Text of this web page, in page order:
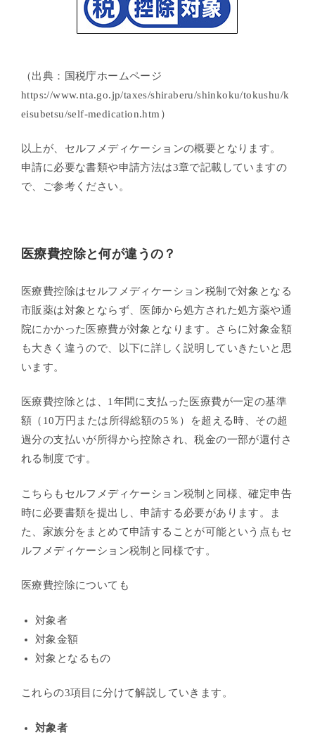
（出典：国税庁ホームページ
https://www.nta.go.jp/taxes/shiraberu/shinkoku/tokushu/k
eisubetsu/self-medication.htm）
以上が、セルフメディケーションの概要となります。
申請に必要な書類や申請方法は3章で記載していますの
で、ご参考ください。
医療費控除と何が違うの？
医療費控除はセルフメディケーション税制で対象となる
市販薬は対象とならず、医師から処方された処方薬や通
院にかかった医療費が対象となります。さらに対象金額
も大きく違うので、以下に詳しく説明していきたいと思
います。
医療費控除とは、1年間に支払った医療費が一定の基準
額（10万円または所得総額の5％）を超える時、その超
過分の支払いが所得から控除され、税金の一部が還付さ
れる制度です。
こちらもセルフメディケーション税制と同様、確定申告
時に 必要書類を提出し、申請する必要があります。ま
た、家族分をまとめて申請することが可能という点もセ
ルフメディケーション税制と同様です。
医療費控除についても
対象者
対象金額
対象となるもの
これらの3項目に分けて解説していきます。
対象者